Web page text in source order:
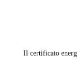
Il certificato